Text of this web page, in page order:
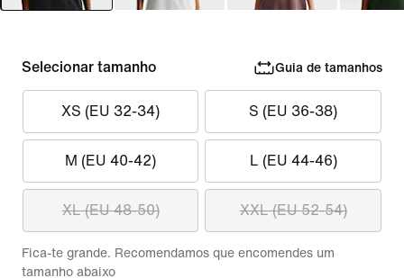
Selecionar tamanho Guia de tamanhos
XS (EU 32-34) S (EU 36-38)
M (EU 40-42) L (EU 44-46)
XL (EU 48-50) XXL (EU 52-54)
Fica-te grande. Recomendamos que encomendes um
tamanho abaixo